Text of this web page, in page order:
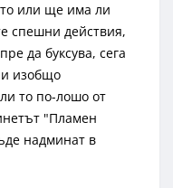
или ще има ли
спешни действия,
да буксува, сега
изобщо
то по-лошо от
"Пламен
надминат в